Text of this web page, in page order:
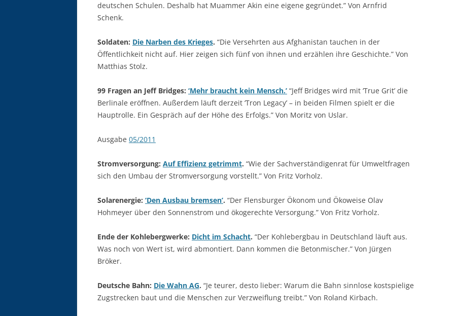
deutschen Schulen. Deshalb hat Muammer Akin eine eigene gegründet.” Von Arnfrid
Schenk.
Soldaten: Die Narben des Krieges. “Die Versehrten aus Afghanistan tauchen in der
Öffentlichkeit nicht auf. Hier zeigen sich fünf von ihnen und erzählen ihre Geschichte.” Von
Matthias Stolz.
99 Fragen an Jeff Bridges: ‘Mehr braucht kein Mensch.’ “Jeff Bridges wird mit ‘True Grit’ die
Berlinale eröffnen. Außerdem läuft derzeit ‘Tron Legacy’ – in beiden Filmen spielt er die
Hauptrolle. Ein Gespräch auf der Höhe des Erfolgs.” Von Moritz von Uslar.
Ausgabe 05/2011
Stromversorgung: Auf Effizienz getrimmt. “Wie der Sachverständigenrat für Umweltfragen
sich den Umbau der Stromversorgung vorstellt.” Von Fritz Vorholz.
Solarenergie: ‘Den Ausbau bremsen’. “Der Flensburger Ökonom und Ökoweise Olav
Hohmeyer über den Sonnenstrom und ökogerechte Versorgung.” Von Fritz Vorholz.
Ende der Kohlebergwerke: Dicht im Schacht. “Der Kohlebergbau in Deutschland läuft aus.
Was noch von Wert ist, wird abmontiert. Dann kommen die Betonmischer.” Von Jürgen
Bröker.
Deutsche Bahn: Die Wahn AG. “Je teurer, desto lieber: Warum die Bahn sinnlose kostspielige
Zugstrecken baut und die Menschen zur Verzweiflung treibt.” Von Roland Kirbach.